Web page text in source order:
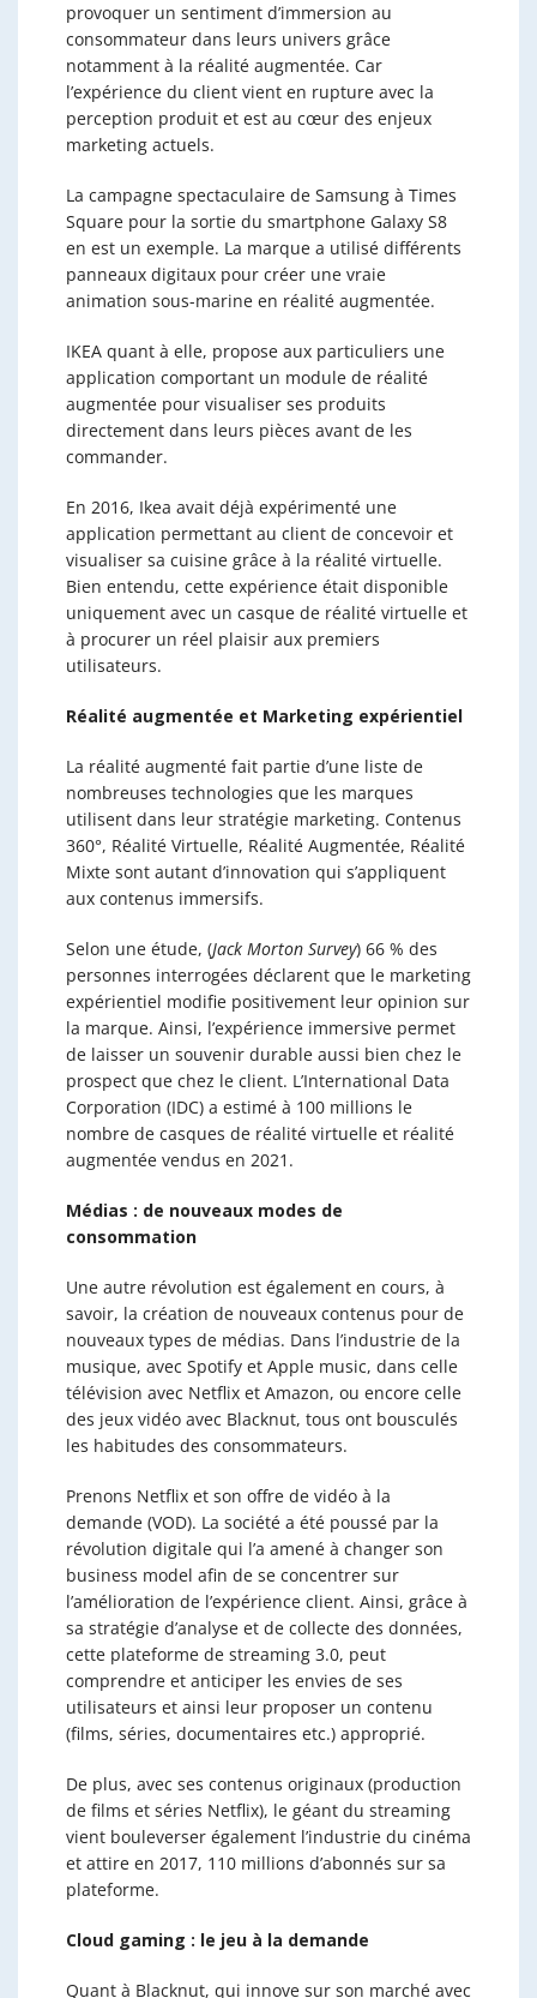
provoquer un sentiment d’immersion au
consommateur dans leurs univers grâce
notamment à la réalité augmentée. Car
l’expérience du client vient en rupture avec la
perception produit et est au cœur des enjeux
marketing actuels.
La campagne spectaculaire de Samsung à Times
Square pour la sortie du smartphone Galaxy S8
en est un exemple. La marque a utilisé différents
panneaux digitaux pour créer une vraie
animation sous-marine en réalité augmentée.
IKEA quant à elle, propose aux particuliers une
application comportant un module de réalité
augmentée pour visualiser ses produits
directement dans leurs pièces avant de les
commander.
En 2016, Ikea avait déjà expérimenté une
application permettant au client de concevoir et
visualiser sa cuisine grâce à la réalité virtuelle.
Bien entendu, cette expérience était disponible
uniquement avec un casque de réalité virtuelle et
à procurer un réel plaisir aux premiers
utilisateurs.
Réalité augmentée et Marketing expérientiel
La réalité augmenté fait partie d’une liste de
nombreuses technologies que les marques
utilisent dans leur stratégie marketing. Contenus
360°, Réalité Virtuelle, Réalité Augmentée, Réalité
Mixte sont autant d’innovation qui s’appliquent
aux contenus immersifs.
Selon une étude, (Jack Morton Survey) 66 % des
personnes interrogées déclarent que le marketing
expérientiel modifie positivement leur opinion sur
la marque. Ainsi, l’expérience immersive permet
de laisser un souvenir durable aussi bien chez le
prospect que chez le client. L’International Data
Corporation (IDC) a estimé à 100 millions le
nombre de casques de réalité virtuelle et réalité
augmentée vendus en 2021.
Médias : de nouveaux modes de
consommation
Une autre révolution est également en cours, à
savoir, la création de nouveaux contenus pour de
nouveaux types de médias. Dans l’industrie de la
musique, avec Spotify et Apple music, dans celle
télévision avec Netflix et Amazon, ou encore celle
des jeux vidéo avec Blacknut, tous ont bousculés
les habitudes des consommateurs.
Prenons Netflix et son offre de vidéo à la
demande (VOD). La société a été poussé par la
révolution digitale qui l’a amené à changer son
business model afin de se concentrer sur
l’amélioration de l’expérience client. Ainsi, grâce à
sa stratégie d’analyse et de collecte des données,
cette plateforme de streaming 3.0, peut
comprendre et anticiper les envies de ses
utilisateurs et ainsi leur proposer un contenu
(films, séries, documentaires etc.) approprié.
De plus, avec ses contenus originaux (production
de films et séries Netflix), le géant du streaming
vient bouleverser également l’industrie du cinéma
et attire en 2017, 110 millions d’abonnés sur sa
plateforme.
Cloud gaming : le jeu à la demande
Quant à Blacknut, qui innove sur son marché avec